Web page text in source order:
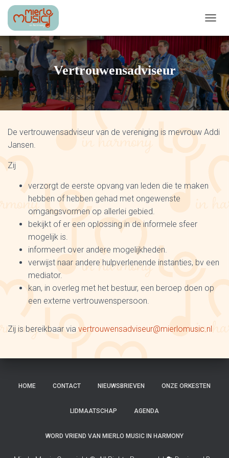
O
E
N
A
V
A
O
Vertrouwensadviseur
De vertrouwensadviseur van de vereniging is mevrouw Addi
Jansen.
Zij
verzorgt de eerste opvang van leden die te maken
hebben of hebben gehad met ongewenste
omgangsvormen op allerlei gebied.
bekijkt of er een oplossing in de informele sfeer
mogelijk is.
informeert over andere mogelijkheden.
verwijst naar andere hulpverlenende instanties, bv een
mediator.
kan, in overleg met het bestuur, een beroep doen op
een externe vertrouwenspersoon.
Zij is bereikbaar via vertrouwensadviseur@mierlomusic.nl
HOME CONTACT NIEUWSBRIEVEN ONZE ORKESTEN
LIDMAATSCHAP AGENDA
WORD VRIEND VAN MIERLO MUSIC IN HARMONY